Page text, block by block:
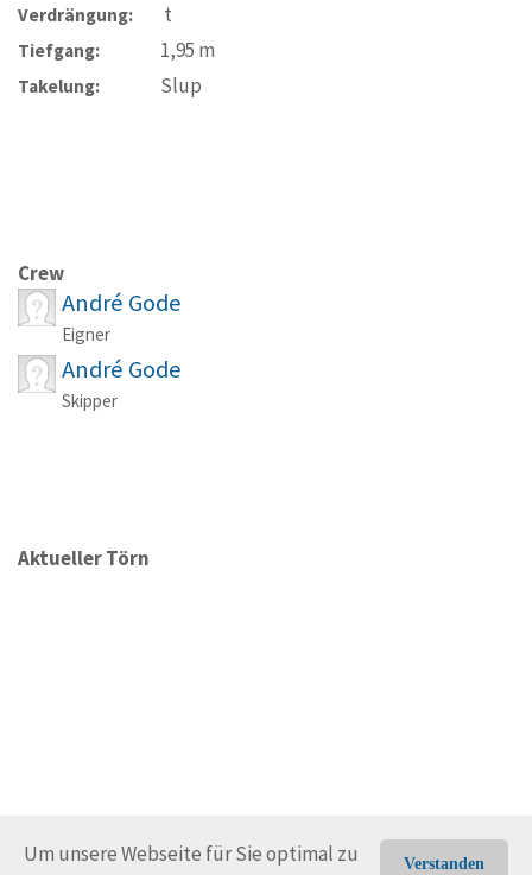
Verstanden
Um unsere Webseite für Sie optimal zu
Verdrängung: t
Tiefgang: 1,95 m
Takelung: Slup
Crew
André Gode
Eigner
André Gode
Skipper
Aktueller Törn